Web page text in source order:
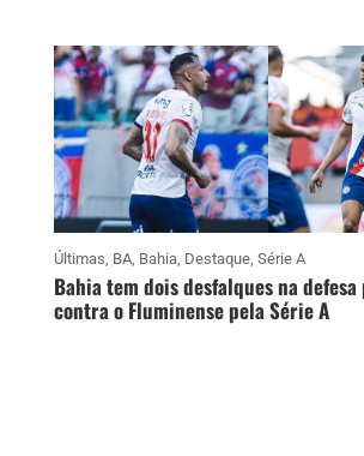
Últimas, BA, Bahia, Destaque, Série A
Bahia tem dois desfalques na
contra o Fluminense pela Série A